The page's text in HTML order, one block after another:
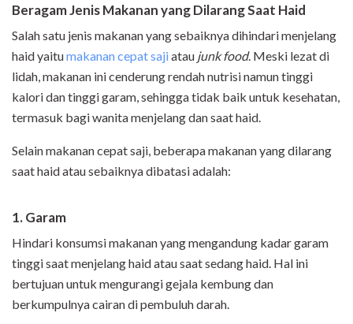
Beragam Jenis Makanan yang Dilarang Saat Haid
Salah satu jenis makanan yang sebaiknya dihindari menjelang
haid yaitumakanan cepat sajiatau junk food. Meski lezat di
lidah, makanan ini cenderung rendah nutrisi namun tinggi
kalori dan tinggi garam, sehingga tidak baik untuk kesehatan,
termasuk bagi wanita menjelang dan saat haid.
Selain makanan cepat saji, beberapa makanan yang dilarang
saat haid atau sebaiknya dibatasi adalah:
1. Garam
Hindari konsumsi makanan yang mengandung kadar garam
tinggi saat menjelang haid atau saat sedang haid. Hal ini
bertujuan untuk mengurangi gejala kembung dan
berkumpulnya cairan di pembuluh darah.